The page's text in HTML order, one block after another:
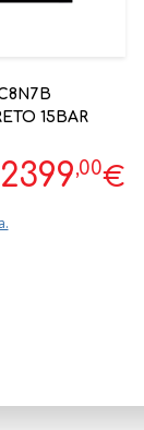
15BAR
2399,00€